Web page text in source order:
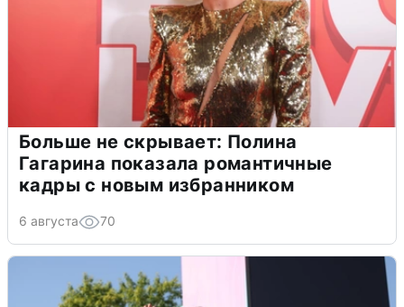
Больше не скрывает: Полина
Гагарина показала романтичные
кадры с новым избранником
6 августа 70